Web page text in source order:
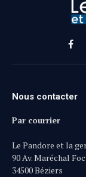
Nous contacter
Par courrier
Le Pandore et la
90 Av. Maréchal
34500 Béziers